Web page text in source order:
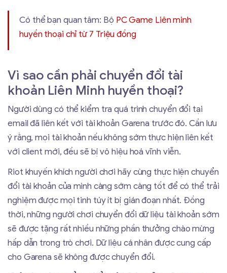
Có thể bạn quan tâm: Bộ PC Game Liên minh
huyền thoại chỉ từ 7 Triệu đồng
Vì sao cần phải chuyển đổi tài
khoản Liên Minh huyền thoại?
Người dùng có thể kiểm tra quá trình chuyển đổi tại
email đã liên kết với tài khoản Garena trước đó. Cần lưu
ý rằng, mọi tài khoản nếu không sớm thực hiện liên kết
với client mới, đều sẽ bị vô hiệu hoá vĩnh viễn.
Riot khuyến khích người chơi hãy cùng thực hiện chuyển
đổi tài khoản của mình càng sớm càng tốt để có thể trải
nghiệm được mọi tinh túy ít bị gián đoạn nhất. Đồng
thời, những người chơi chuyển đổi dữ liệu tài khoản sớm
sẽ được tặng rất nhiều những phần thưởng chào mừng
hấp dẫn trong trò chơi. Dữ liệu cá nhân được cung cấp
cho Garena sẽ không được chuyển đổi.